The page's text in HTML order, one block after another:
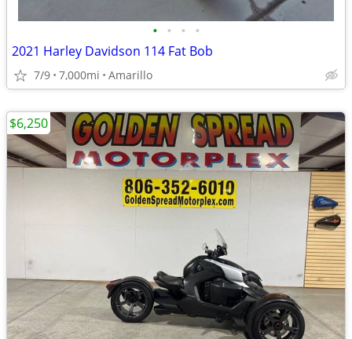
• • • •
2021 Harley Davidson 114 Fat Bob
7/9 7,000mi Amarillo
$6,250